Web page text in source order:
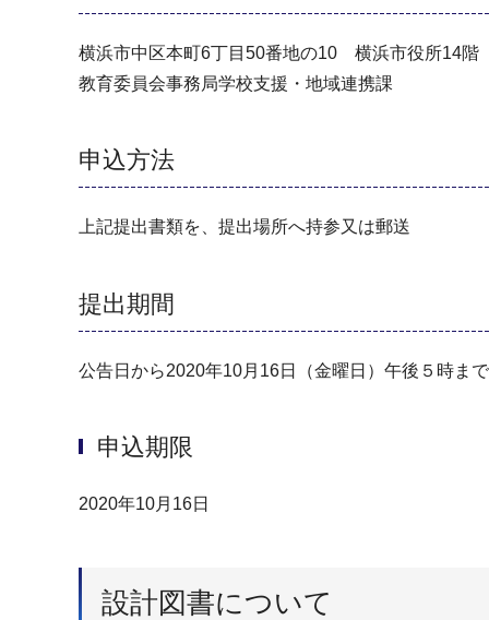
横浜市中区本町6丁目50番地の10 横浜市役所14階
教育委員会事務局学校支援・地域連携課
申込方法
上記提出書類を、提出場所へ持参又は郵送
提出期間
公告日から2020年10月16日（金曜日）午後５時まで
申込期限
2020年10月16日
設計図書について